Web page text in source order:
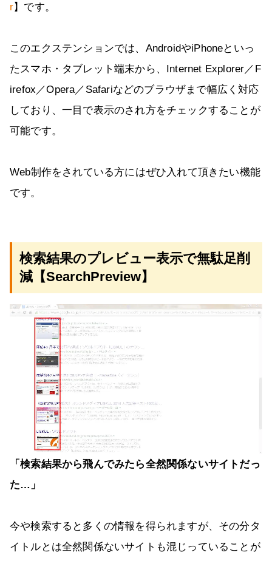
r】です。
このエクステンションでは、AndroidやiPhoneといっ
たスマホ・タブレット端末から、Internet Explorer／F
irefox／Opera／Safariなどのブラウザまで幅広く対応
しており、一目で表示のされ方をチェックすることが
可能です。
Web制作をされている方にはぜひ入れて頂きたい機能
です。
検索結果のプレビュー表示で無駄足削
減【SearchPreview】
「検索結果から飛んでみたら全然関係ないサイトだっ
た…」
今や検索すると多くの情報を得られますが、その分タ
イトルとは全然関係ないサイトも混じっていることが